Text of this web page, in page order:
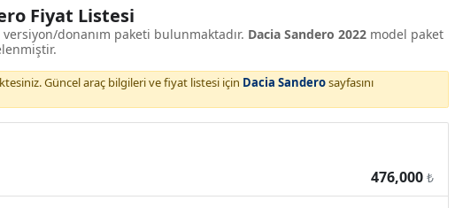
Fiyat Listesi
donanım paketi bulunmaktadır. Dacia Sandero 2022 model paket
Güncel araç bilgileri ve fiyat listesi için Dacia Sanderosayfasını
476,000 ₺